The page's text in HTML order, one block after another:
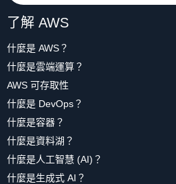
了解 AWS
什麼是 AWS？
什麼是雲端運算？
AWS 可存取性
什麼是 DevOps？
什麼是容器？
什麼是資料湖？
什麼是人工智慧 (AI)？
什麼是生成式 AI？